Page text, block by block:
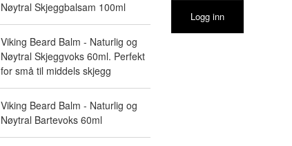
Nøytral Skjeggbalsam 100ml
Viking Beard Balm - Naturlig og
Nøytral Skjeggvoks 60ml. Perfekt
for små til middels skjegg
Viking Beard Balm - Naturlig og
Nøytral Bartevoks 60ml